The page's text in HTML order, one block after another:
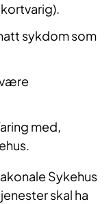
sykdom som
være
med,
Sykehus
skal ha